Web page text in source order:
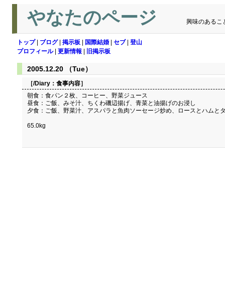
やなたのページ 興味のあるこ
トップ| ブログ| 掲示板 国際結婚 セブ| 登山
プロフィール| 更新情報 旧掲示板
2005.12.20 （Tue）
［/Diary： 食事内容］
朝食：食パン２枚、コーヒー、野菜ジュース
昼食：ご飯、みそ汁、ちくわ磯辺揚げ、青菜と油揚げのお浸し
夕食：ご飯、野菜汁、アスパラと魚肉ソーセージ炒め、ロースとハムと
65.0kg